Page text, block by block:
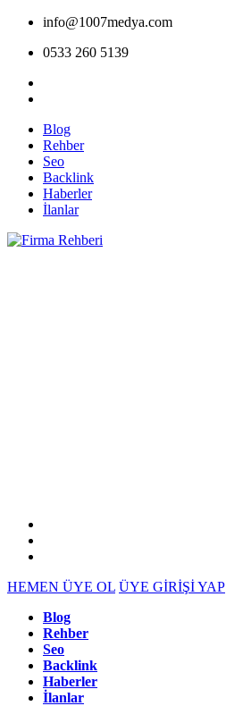
info@1007medya.com
0533 260 5139
Blog
Rehber
Seo
Backlink
Haberler
İlanlar
HEMEN ÜYE OL ÜYE GİRİŞİ YAP
Blog
Rehber
Seo
Backlink
Haberler
İlanlar